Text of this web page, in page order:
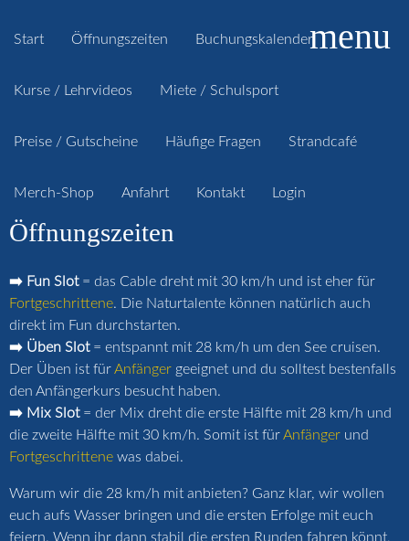
Start Öffnungszeiten Buchungskalender
Kurse / Lehrvideos Miete / Schulsport
Preise / Gutscheine Häufige Fragen Strandcafé
Merch-Shop Anfahrt Kontakt Login
menu
Öffnungszeiten
➡️ Fun Slot= das Cable dreht mit 30 km/h und ist eher für
Fortgeschrittene. Die Naturtalente können natürlich auch
direkt im Fun durchstarten.
➡️ Üben Slot= entspannt mit 28 km/h um den See cruisen.
Der Üben ist fürAnfänger geeignet und du solltest bestenfalls
den Anfängerkurs besucht haben.
➡️ Mix Slot= der Mix dreht die erste Hälfte mit 28 km/h und
die zweite Hälfte mit 30 km/h. Somit ist fürAnfänger und
Fortgeschrittene was dabei.
Warum wir die 28 km/h mit anbieten? Ganz klar, wir wollen
euch aufs Wasser bringen und die ersten Erfolge mit euch
feiern. Wenn ihr dann stabil die ersten Runden fahren könnt,